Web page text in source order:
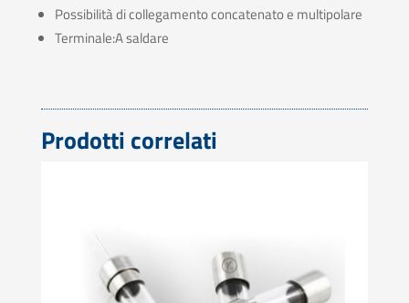
Possibilità di collegamento concatenato e multipolare
Terminale:A saldare
Prodotti correlati